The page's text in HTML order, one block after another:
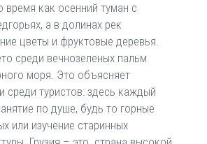
время как осенний туман с
а в долинах рек
цветы и фруктовые деревья.
среди вечнозеленых пальм
моря. Это объясняет
среди туристов: здесь каждый
по душе, будь то горные
или изучение старинных